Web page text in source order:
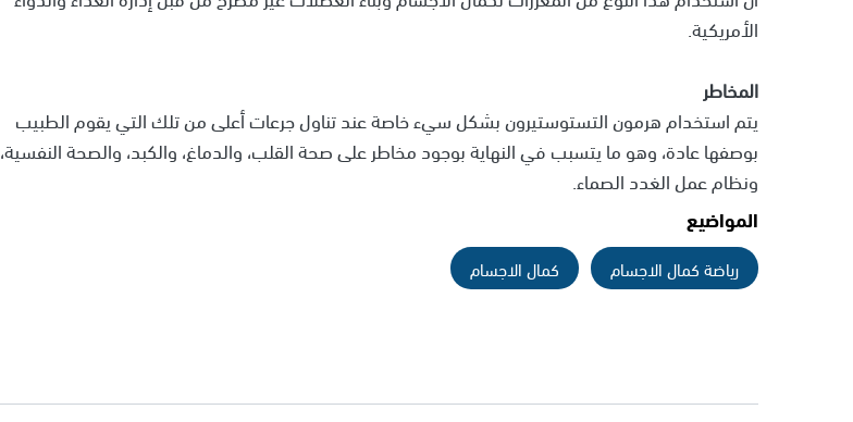
الأمريكية.
المخاطر
يتم استخدام هرمون التستوستيرون بشكل سيء خاصة عند تناول جرعات أعلى من تلك التي يقوم الطبيب
بوصفها عادة، وهو ما يتسبب في النهاية بوجود مخاطر على صحة القلب، والدماغ، والكبد، والصحة النفسية،
ونظام عمل الغدد الصماء.
المواضيع
رياضة كمال الاجسام كمال الاجسام